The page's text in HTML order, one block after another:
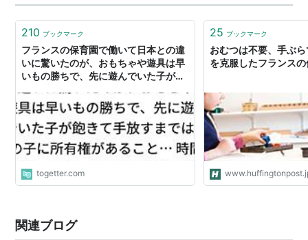
「あなたのドゥドゥはなぁに？」と聞いてくれた時に、
アンパンマンを見て(な…
210 ブックマーク
フランスの保育園で働いて日本との違
いに驚いたのが、おもちゃや遊具は早
いもの勝ちで、先に遊んでいた子が飽
ること… 時間配分してじゅんばんこす
る概念がない
togetter.com
25 ブックマーク
おむつは不要、手ぶ
を克服したフランス
関連ブログ